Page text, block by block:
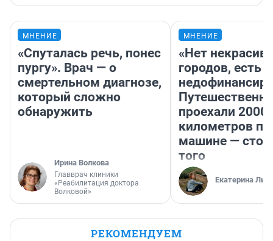
МНЕНИЕ
«Спуталась речь, понес
пургу». Врач — о
смертельном диагнозе,
который сложно
обнаружить
Ирина Волкова
Главврач клиники
«Реабилитация доктора
Волковой»
МНЕНИЕ
«Нет
городов, есть
проехали 2000
километров по
машине —
того
Екатерина
РЕКОМЕНДУЕМ